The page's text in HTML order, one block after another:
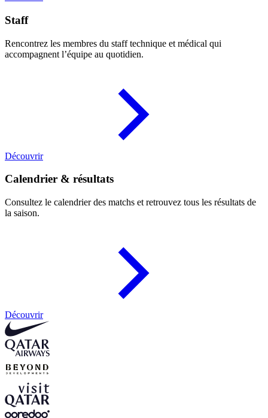
Staff
Rencontrez les membres du staff technique et médical qui
accompagnent l’équipe au quotidien.
Découvrir
Calendrier & résultats
Consultez le calendrier des matchs et retrouvez tous les résultats de
la saison.
Découvrir